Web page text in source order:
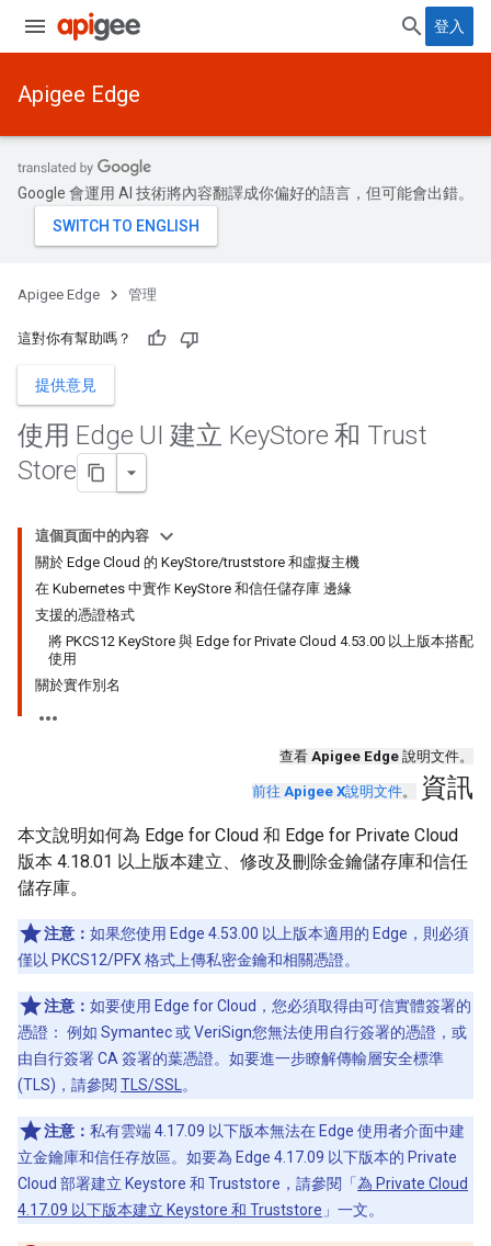
登入
Apigee Edge
Google 會運用 AI 技術將內容翻譯成你偏好的語言，但可能會出錯。
Apigee Edge 管理
這對你有幫助嗎？
提供意見
使用 Edge UI 建立 KeyStore 和 Trust
Store
這個頁面中的內容
關於 Edge Cloud 的 KeyStore/truststore 和虛擬主機
在 Kubernetes 中實作 KeyStore 和信任儲存庫 邊緣
支援的憑證格式
將 PKCS12 KeyStore 與 Edge for Private Cloud 4.53.00 以上版本搭配
使用
關於實作別名
查看 Apigee Edge 說明文件。
前往 Apigee X說明文件。 資訊
本文說明如何為 Edge for Cloud 和 Edge for Private Cloud
版本 4.18.01 以上版本建立、修改及刪除金鑰儲存庫和信任
儲存庫。
注意： 如果您使用 Edge 4.53.00 以上版本適用的 Edge，則必須
僅以 PKCS12/PFX 格式上傳私密金鑰和相關憑證。
注意： 如要使用 Edge for Cloud，您必須取得由可信實體簽署的
憑證： 例如 Symantec 或 VeriSign您無法使用自行簽署的憑證，或
由自行簽署 CA 簽署的葉憑證。如要進一步瞭解傳輸層安全標準
(TLS)，請參閱 TLS/SSL 。
注意： 私有雲端 4.17.09 以下版本無法在 Edge 使用者介面中建
立金鑰庫和信任存放區。如要為 Edge 4.17.09 以下版本的 Private
Cloud 部署建立 Keystore 和 Truststore，請參閱「 為 Private Cloud
4.17.09 以下版本建立 Keystore 和 Truststore 」一文。